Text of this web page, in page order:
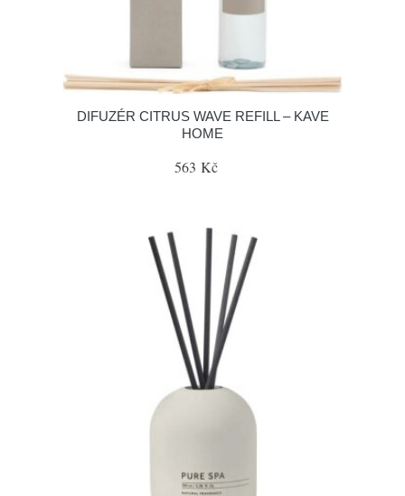
DIFUZÉR CITRUS WAVE REFILL – KAVE
HOME
563 Kč